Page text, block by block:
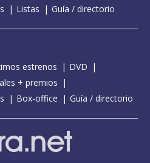
Listas Guía / directorio
estrenos
DVD
+ premios
Box-office Guía / directorio